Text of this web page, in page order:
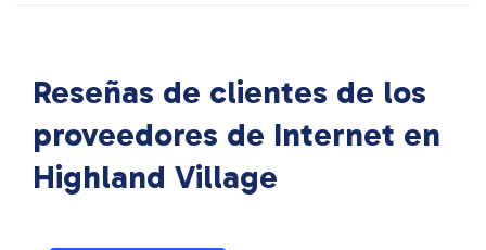
Reseñas de clientes de los
proveedores de Internet en
Highland Village